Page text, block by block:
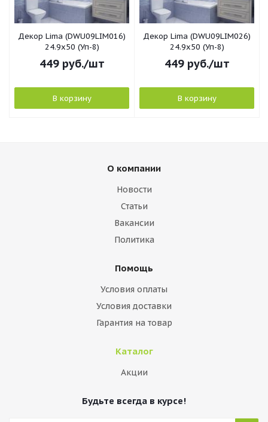
Декор Lima (DWU09LIM016)
24.9x50 (Уп-8)
449руб./шт
В корзину
Декор Lima (DWU09LIM026)
24.9x50 (Уп-8)
449руб./шт
В корзину
О компании
Новости
Статьи
Вакансии
Политика
Помощь
Условия оплаты
Условия доставки
Гарантия на товар
Каталог
Акции
Будьте всегда в курсе!